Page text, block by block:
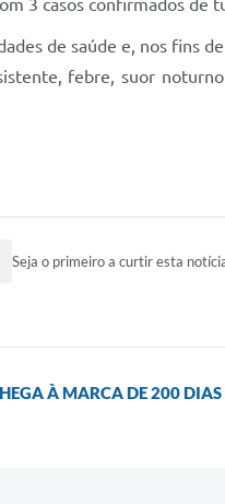
3 casos confirmados de
de saúde e, nos fins
febre, suor
Seja o primeiro a curtir esta
À MARCA DE 200 DIAS